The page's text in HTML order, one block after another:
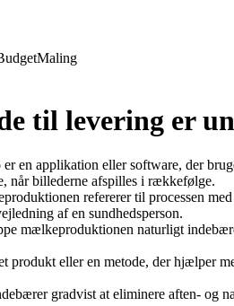
Maling
til levering er
applikation eller software, der
når billederne afspilles i rækkefølge.
refererer til processen
af en sundhedsperson.
naturligt
eller en metode, der hjælper
gradvist at eliminere aften- og